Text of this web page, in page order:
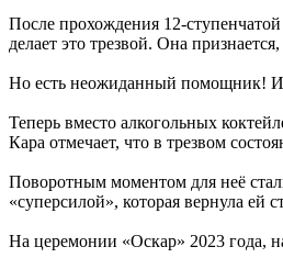
После прохождения 12-
делает это трезвой. Она
Но есть неожиданный помощник! И
Теперь вместо алкогольных
Кара отмечает, что в трезвом
Поворотным моментом для неё
«суперсилой», которая вернула ей
На церемонии «Оскар» 2023 года,